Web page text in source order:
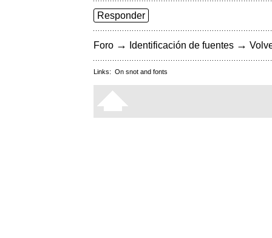
Responder
Foro → Identificación de fuentes →
Links: On snot and fonts